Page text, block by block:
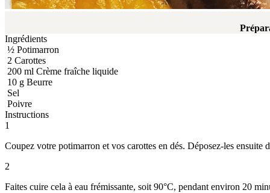
Ingrédients
½ Potimarron
2 Carottes
200 ml Crème fraîche liquide
10 g Beurre
Sel
Poivre
Instructions
1
Coupez votre potimarron et vos carottes en dés. Déposez-les ensuite
2
Faites cuire cela à eau frémissante, soit 90°C, pendant environ 20